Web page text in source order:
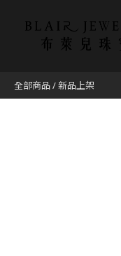
全部商品/新品上架